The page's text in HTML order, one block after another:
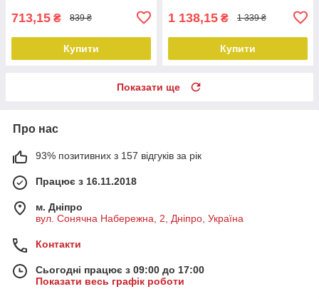
713,15 ₴ 839 ₴
Купити
1 138,15 ₴ 1 339 ₴
Купити
Показати ще
Про нас
93% позитивних з 157 відгуків за рік
Працює з 16.11.2018
м. Дніпро
вул. Сонячна Набережна, 2, Дніпро, Україна
Контакти
Сьогодні працює з 09:00 до 17:00
Показати весь графік роботи